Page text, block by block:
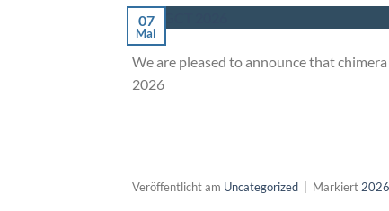
07
Mai
We are pleased to announce that
2026
Veröffentlicht am Uncategorized Markiert 2026